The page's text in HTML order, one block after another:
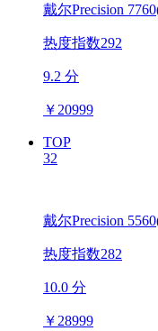
戴尔Precision
热度指数292
9.2 分
￥ 20999
TOP
32
戴尔Precision
热度指数282
10.0 分
￥ 28999